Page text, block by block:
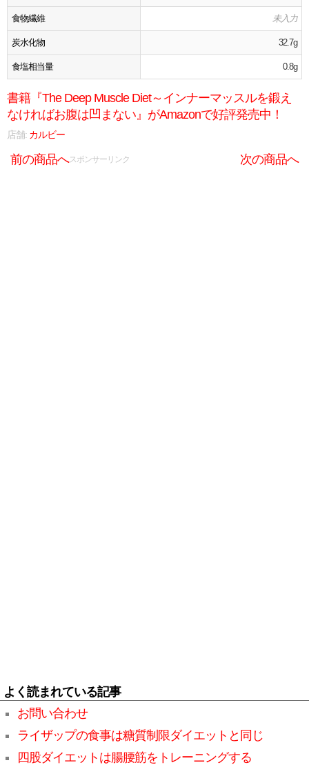
食物繊維 未入力
炭水化物 32.7g
食塩相当量 0.8g
書籍『The Deep Muscle Diet～インナーマッスルを鍛え
なければお腹は凹まない』がAmazonで好評発売中！
店舗: カルビー
前の商品へ 次の商品へ
スポンサーリンク
よく読まれている記事
お問い合わせ
ライザップの食事は糖質制限ダイエットと同じ
四股ダイエットは腸腰筋をトレーニングする